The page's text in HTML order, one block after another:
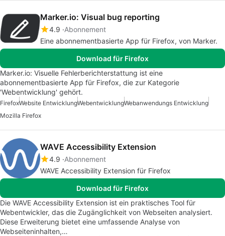
Marker.io: Visual bug reporting
4.9 Abonnement
Eine abonnementbasierte App für Firefox, von Marker.
Download für Firefox
Marker.io: Visuelle Fehlerberichterstattung ist eine
abonnementbasierte App für Firefox, die zur Kategorie
'Webentwicklung' gehört.
FirefoxWebsite EntwicklungWebentwicklungWebanwendungs Entwicklung
Mozilla Firefox
WAVE Accessibility Extension
4.9 Abonnement
WAVE Accessibility Extension für Firefox
Download für Firefox
Die WAVE Accessibility Extension ist ein praktisches Tool für
Webentwickler, das die Zugänglichkeit von Webseiten analysiert.
Diese Erweiterung bietet eine umfassende Analyse von
Webseiteninhalten,…